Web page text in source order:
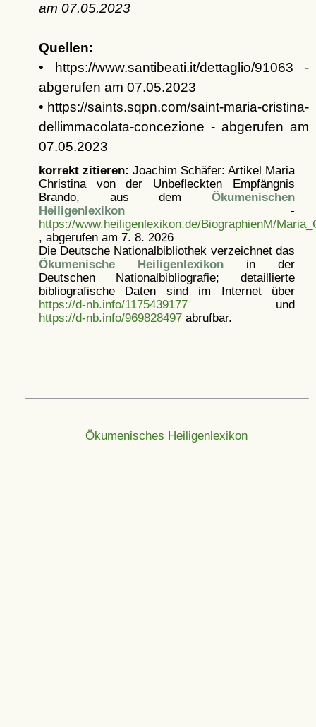
am 07.05.2023
Quellen:
• https://www.santibeati.it/dettaglio/91063 -
abgerufen am 07.05.2023
• https://saints.sqpn.com/saint-maria-cristina-
dellimmacolata-concezione - abgerufen am
07.05.2023
korrekt zitieren: Joachim Schäfer: Artikel Maria
Christina von der Unbefleckten Empfängnis
Brando, aus dem Ökumenischen
Heiligenlexikon-
https://www.heiligenlexikon.de/BiographienM/
, abgerufen am 7. 8. 2026
Die Deutsche Nationalbibliothek verzeichnet das
Ökumenische Heiligenlexikonin der
Deutschen Nationalbibliografie; detaillierte
bibliografische Daten sind im Internet über
https://d-nb.info/1175439177und
https://d-nb.info/969828497abrufbar.
Ökumenisches Heiligenlexikon